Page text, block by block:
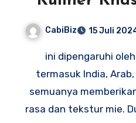
CabiBiz 15 Juli
ini dipengaruhi
termasuk India,
semuanya
rasa dan tekstur mie.